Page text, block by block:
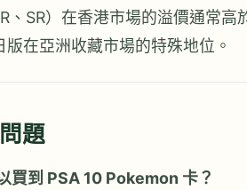
、SR）在香港市場的溢價通常高
在亞洲收藏市場的特殊地位。
題
買到 PSA 10 Pokemon 卡？